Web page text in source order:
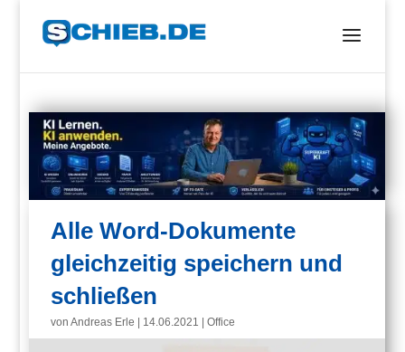
Alle Word-Dokumente
gleichzeitig speichern und
schließen
vonAndreas Erle 14.06.2021 |Office